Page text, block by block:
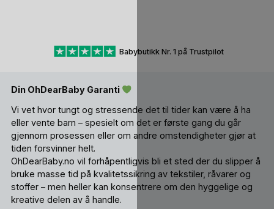
Babybutikk Nr. 1 på Trustpilot
Din OhDearBaby Garanti
Vi vet hvor tungt og stressende det til tider kan være å ha
eller vente barn – spesielt om det er første gang du går
gjennom prosessen eller om andre omstendigheter gjør at
tiden forsvinner helt.
OhDearBaby.no vil forhåpentligvis bli et sted der du slipper å
bruke masse tid på kvalitetssikring av tekstiler, råvarer og
stoffer – men heller kan konsentrere om den hyggelige og
kreative delen av å handle.